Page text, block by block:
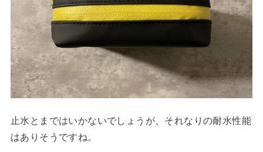
止水とまではいかないでしょうが、それなりの耐水性能
はありそうですね。